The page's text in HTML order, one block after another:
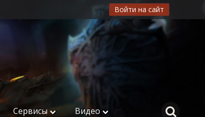
Войти на сайт
Сервисы Видео